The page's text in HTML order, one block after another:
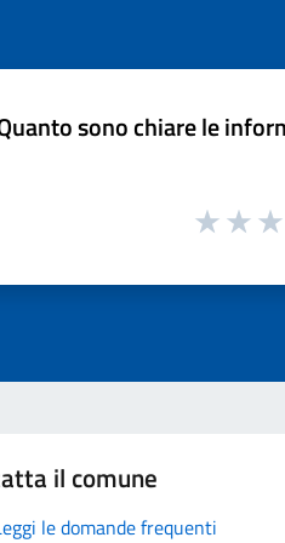
sono chiare le
il comune
le domande frequenti